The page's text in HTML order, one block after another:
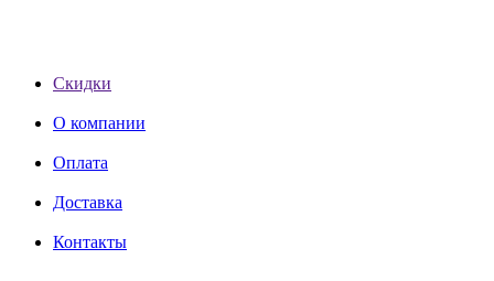
Скидки
О компании
Оплата
Доставка
Контакты